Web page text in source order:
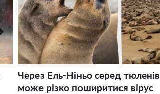
Через Ель-Ніньо серед тюленів
може різко поширитися вірус